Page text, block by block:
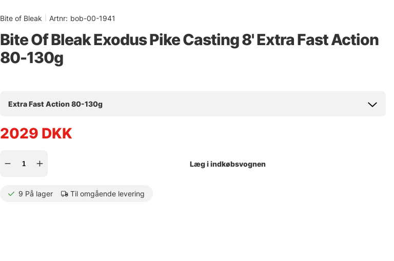
Bite of Bleak Artnr: bob-00-1941
Bite Of Bleak Exodus Pike Casting 8' Extra Fast Action
80-130g
Extra Fast Action 80-130g
2029 DKK
Læg i indkøbsvognen
9 På lager Til omgående levering